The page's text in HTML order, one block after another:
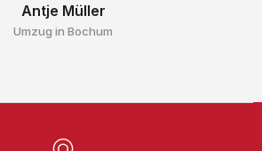
Antje Müller
Umzug in Bochum